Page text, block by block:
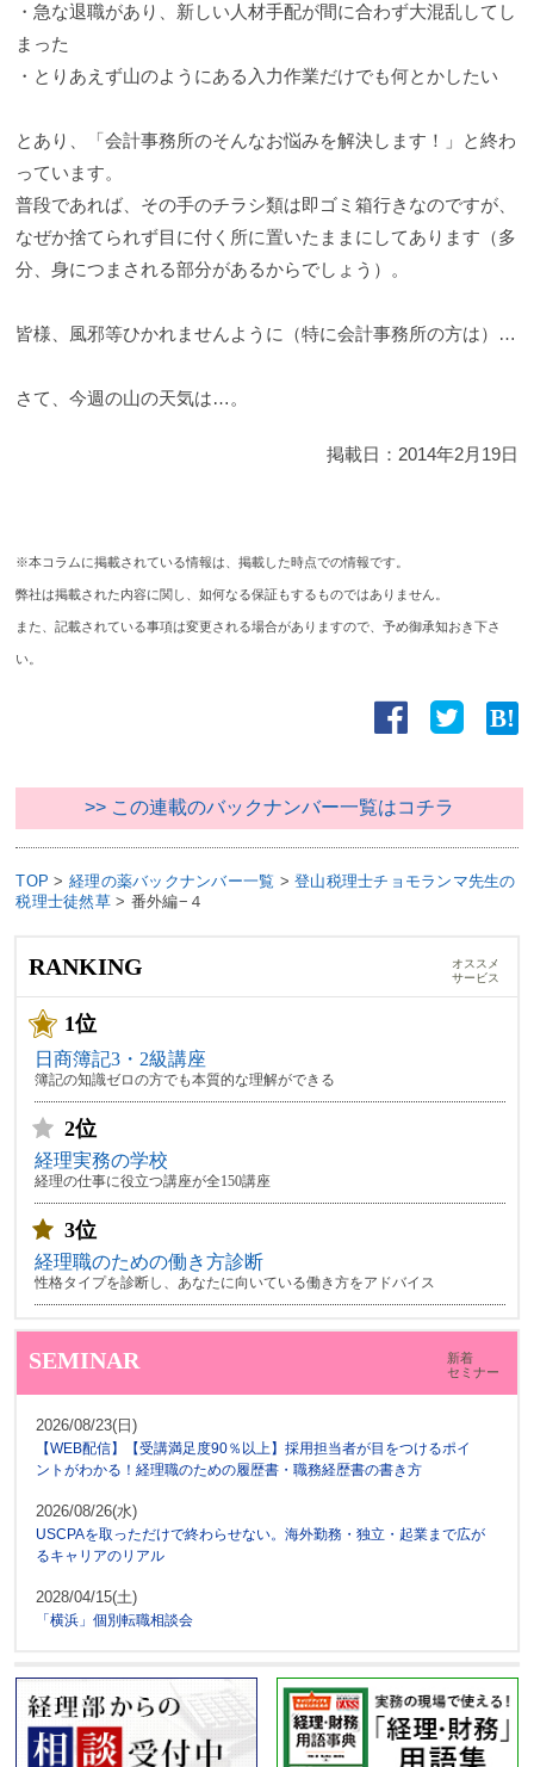
・急な退職があり、新しい人材手配が間に合わず大混乱してし
まった
・とりあえず山のようにある入力作業だけでも何とかしたい
とあり、「会計事務所のそんなお悩みを解決します！」と終わ
っています。
普段であれば、その手のチラシ類は即ゴミ箱行きなのですが、
なぜか捨てられず目に付く所に置いたままにしてあります（多
分、身につまされる部分があるからでしょう）。
皆様、風邪等ひかれませんように（特に会計事務所の方は）…
さて、今週の山の天気は…。
掲載日： 2014年2月19日
※本コラムに掲載されている情報は、掲載した時点での情報です。
弊社は掲載された内容に関し、如何なる保証もするものではありません。
また、記載されている事項は変更される場合がありますので、予め御承知おき下さ
い。
>> この連載のバックナンバー一覧はコチラ
TOP > 経理の薬バックナンバー一覧 >登山税理士チョモランマ先生の
税理士徒然草> 番外編−４
RANKING
オススメ
サービス
1位
日商簿記3・2級講座
簿記の知識ゼロの方でも本質的な理解ができる
2位
経理実務の学校
経理の仕事に役立つ講座が全150講座
3位
経理職のための働き方診断
性格タイプを診断し、あなたに向いている働き方をアドバイス
SEMINAR
新着
セミナー
2026/08/23(日)
【WEB配信】【受講満足度90％以上】採用担当者が目をつけるポイ
ントがわかる！経理職のための履歴書・職務経歴書の書き方
2026/08/26(水)
USCPAを取っただけで終わらせない。海外勤務・独立・起業まで広が
るキャリアのリアル
2028/04/15(土)
「横浜」個別転職相談会